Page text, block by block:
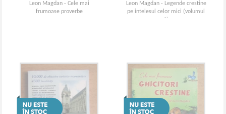
Leon Magdan - Cele mai
frumoase proverbe
Leon Magdan - Legende crestine
pe intelesul celor mici (volumul
1)